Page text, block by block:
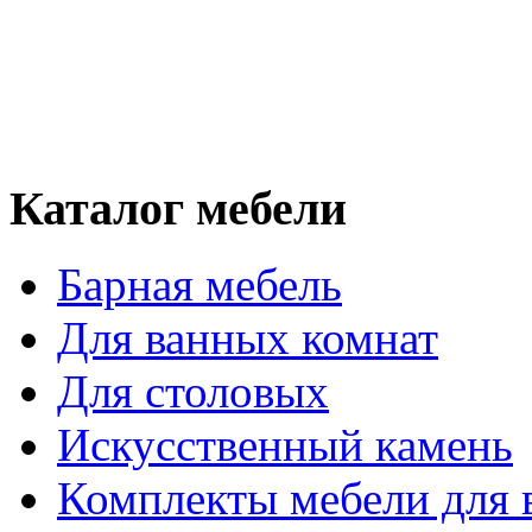
Каталог мебели
Барная мебель
Для ванных комнат
Для столовых
Искусственный камень
Комплекты мебели для